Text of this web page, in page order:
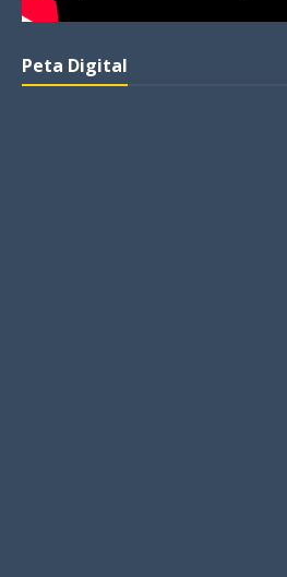
Peta Digital